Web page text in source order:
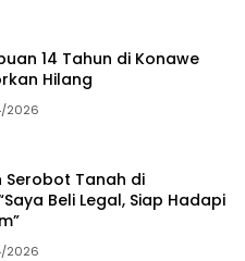
14 Tahun di Konawe
Hilang
2026
Serobot Tanah di
Beli Legal, Siap Hadapi
2026